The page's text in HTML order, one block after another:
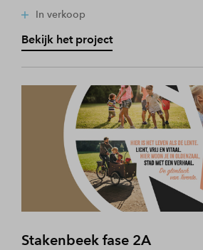
In verkoop
Bekijk het project
Stakenbeek fase 2A